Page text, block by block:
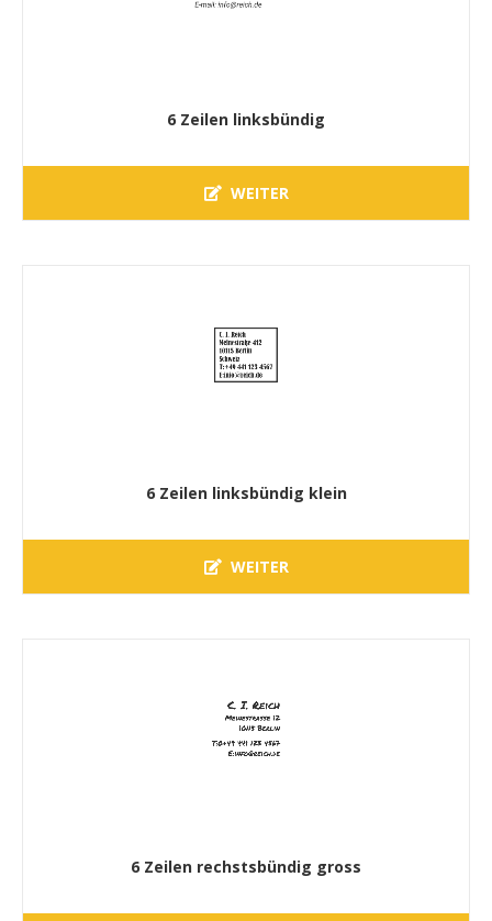
6 Zeilen linksbündig
WEITER
6 Zeilen linksbündig klein
WEITER
6 Zeilen rechstsbündig gross